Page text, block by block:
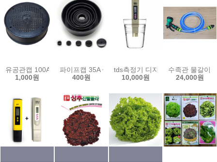
유공관캡 100A 통기관 캡 수목 숨틀 파이프 뚜껑 배수구 덮개
1,000원
파이프캡 35A ~ 200A pvc 원형 마감 앤드 캡 배관
400원
tds측정기 디지털 우리집 수질측
10,000원
수족관 물갈이
24,000원